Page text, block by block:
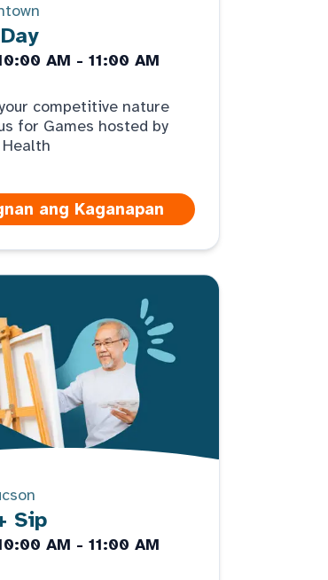
AM - 11:00 AM
competitive nature
for Games hosted by
ang Kaganapan
Sip
AM - 11:00 AM